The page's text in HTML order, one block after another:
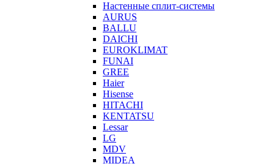
Настенные сплит-системы
AURUS
BALLU
DAICHI
EUROKLIMAT
FUNAI
GREE
Haier
Hisense
HITACHI
KENTATSU
Lessar
LG
MDV
MIDEA